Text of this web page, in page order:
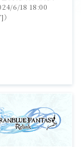
6/18 18:00